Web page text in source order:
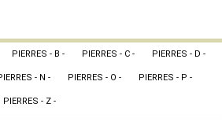
PIERRES - B - PIERRES - C - PIERRES - D -
- N - PIERRES - O - PIERRES - P -
PIERRES - Z -